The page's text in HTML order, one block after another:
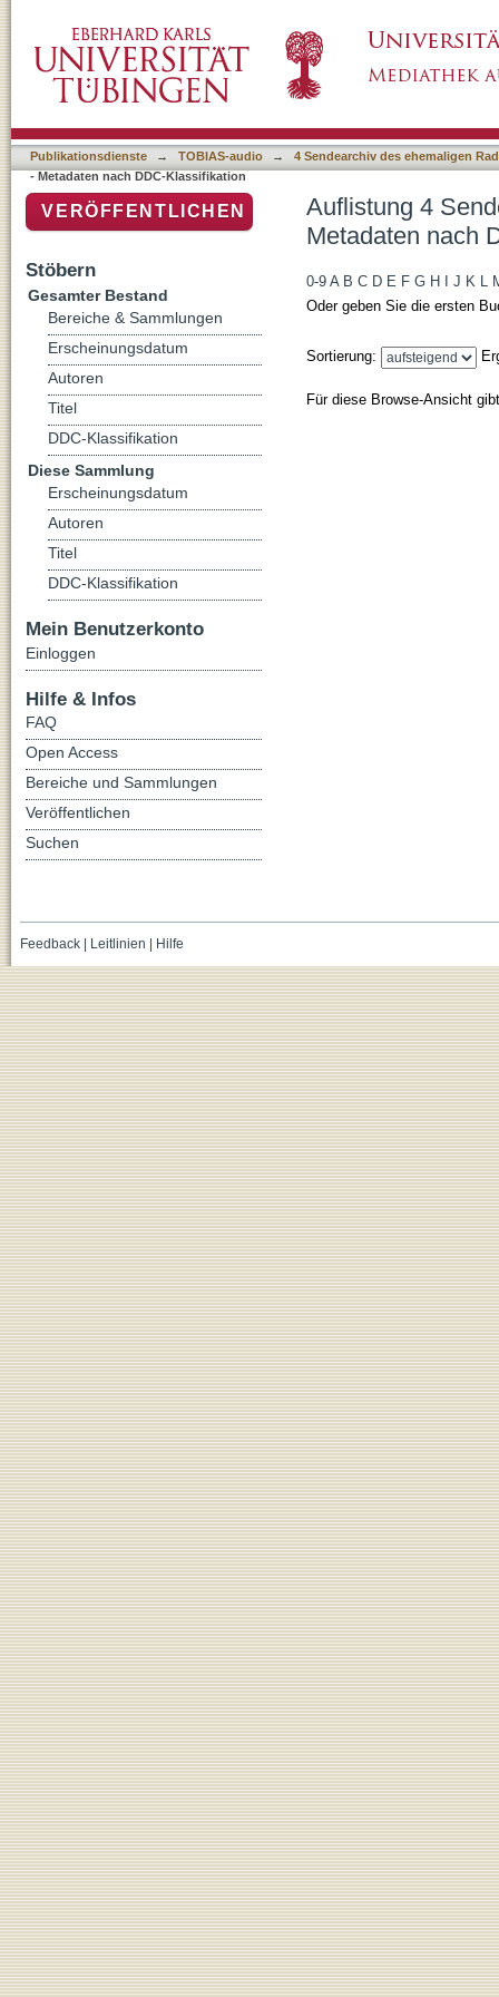
Klassifikation
Publikationsdienste → TOBIAS-audio →
4 Sendearchiv des ehemaligen
- Metadaten nach DDC-Klassifikation
Auflistung 4
Metadaten nach
0-9 A B C D E F G H J K L
Oder geben Sie die ersten
Sortierung:
Für diese Browse-Ansicht
VERÖFFENTLICHEN
Stöbern
Gesamter Bestand
Bereiche & Sammlungen
Erscheinungsdatum
Autoren
Titel
DDC-Klassifikation
Diese Sammlung
Erscheinungsdatum
Autoren
Titel
DDC-Klassifikation
Mein Benutzerkonto
Einloggen
Hilfe & Infos
FAQ
Open Access
Bereiche und Sammlungen
Veröffentlichen
Suchen
Feedback| Leitlinien | Hilfe